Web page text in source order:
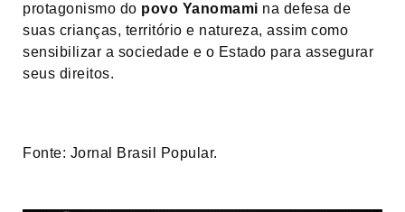
protagonismo do povo Yanomami na defesa de
suas crianças, território e natureza, assim como
sensibilizar a sociedade e o Estado para assegurar
seus direitos.
Fonte: Jornal Brasil Popular.